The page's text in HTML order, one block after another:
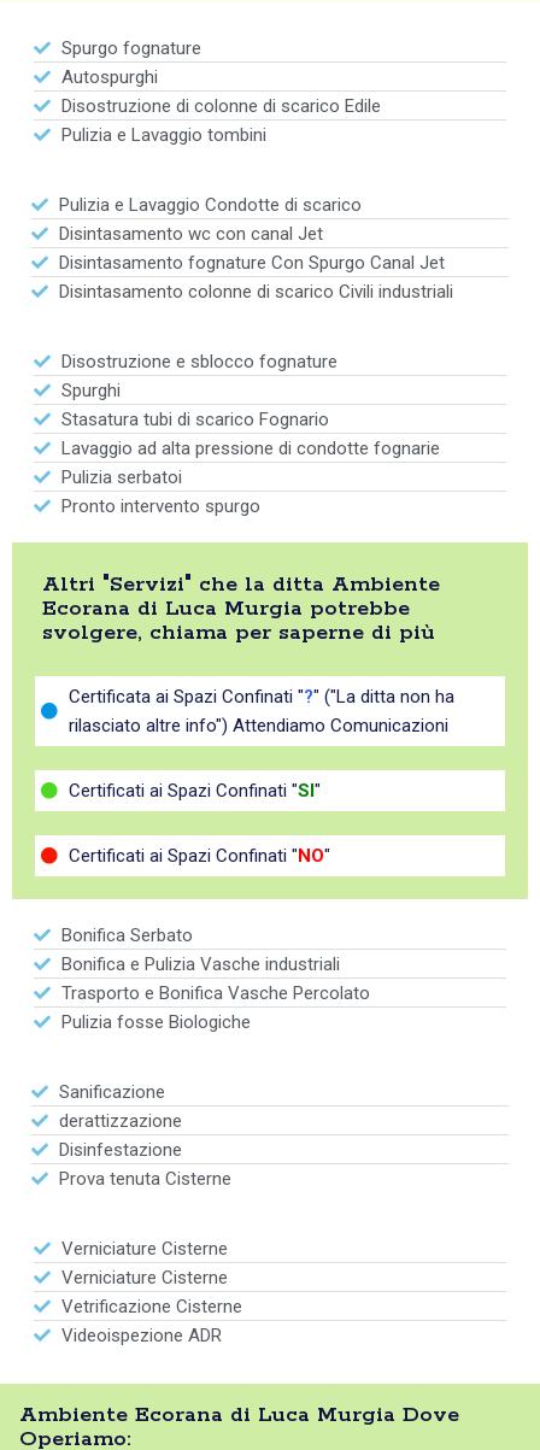
Spurgo fognature
Autospurghi
Disostruzione di colonne di scarico Edile
Pulizia e Lavaggio tombini
Pulizia e Lavaggio Condotte di scarico
Disintasamento wc con canal Jet
Disintasamento fognature Con Spurgo Canal Jet
Disintasamento colonne di scarico Civili industriali
Disostruzione e sblocco fognature
Spurghi
Stasatura tubi di scarico Fognario
Lavaggio ad alta pressione di condotte fognarie
Pulizia serbatoi
Pronto intervento spurgo
Altri "Servizi" che la ditta Ambiente
Ecorana di Luca Murgia potrebbe
svolgere, chiama per saperne di più
Certificata ai Spazi Confinati "?" ("La ditta non ha
rilasciato altre info") Attendiamo Comunicazioni
Certificati ai Spazi Confinati "SI "
Certificati ai Spazi Confinati " NO"
Bonifica Serbato
Bonifica e Pulizia Vasche industriali
Trasporto e Bonifica Vasche Percolato
Pulizia fosse Biologiche
Sanificazione
derattizzazione
Disinfestazione
Prova tenuta Cisterne
Verniciature Cisterne
Verniciature Cisterne
Vetrificazione Cisterne
Videoispezione ADR
Ambiente Ecorana di Luca Murgia Dove
Operiamo: